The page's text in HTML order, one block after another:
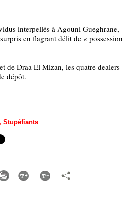
interpellés à Agouni Gueghrane,
en flagrant délit de « possession
de Draa El Mizan, les quatre dealers
dépôt.
, Stupéfiants